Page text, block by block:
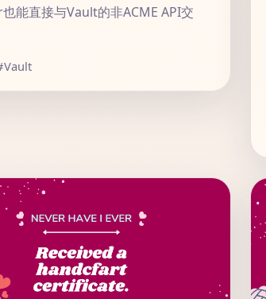
能直接与Vault的非ACME API交